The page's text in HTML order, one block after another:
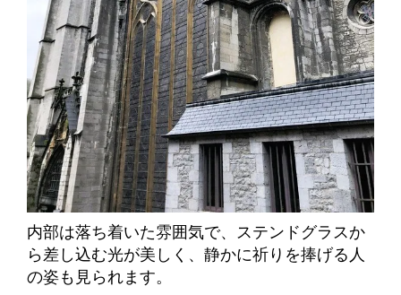
内部は落ち着いた雰囲気で、ステンドグラスか
ら差し込む光が美しく、静かに祈りを捧げる人
の姿も見られます。